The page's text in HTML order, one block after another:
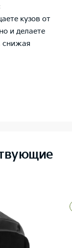
кузов от
и делаете
снижая